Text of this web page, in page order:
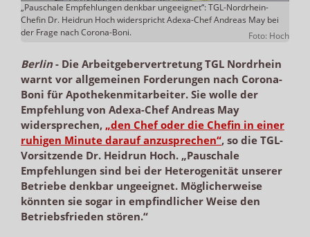
„Pauschale Empfehlungen denkbar ungeeignet“: TGL-Nordrhein-
Chefin Dr. Heidrun Hoch widerspricht Adexa-Chef Andreas May bei
der Frage nach Corona-Boni.
Foto: Hoch
Berlin- Die Arbeitgebervertretung TGL Nordrhein
warnt vor allgemeinen Forderungen nach Corona-
Boni für Apothekenmitarbeiter. Sie wolle der
Empfehlung von Adexa-Chef Andreas May
widersprechen, „den Chef oder die Chefin in einer
ruhigen Minute darauf anzusprechen“, so die TGL-
Vorsitzende Dr. Heidrun Hoch. „Pauschale
Empfehlungen sind bei der Heterogenität unserer
Betriebe denkbar ungeeignet. Möglicherweise
könnten sie sogar in empfindlicher Weise den
Betriebsfrieden stören.“